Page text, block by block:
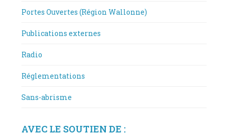
Portes Ouvertes (Région Wallonne)
Publications externes
Radio
Réglementations
Sans-abrisme
AVEC LE SOUTIEN DE :